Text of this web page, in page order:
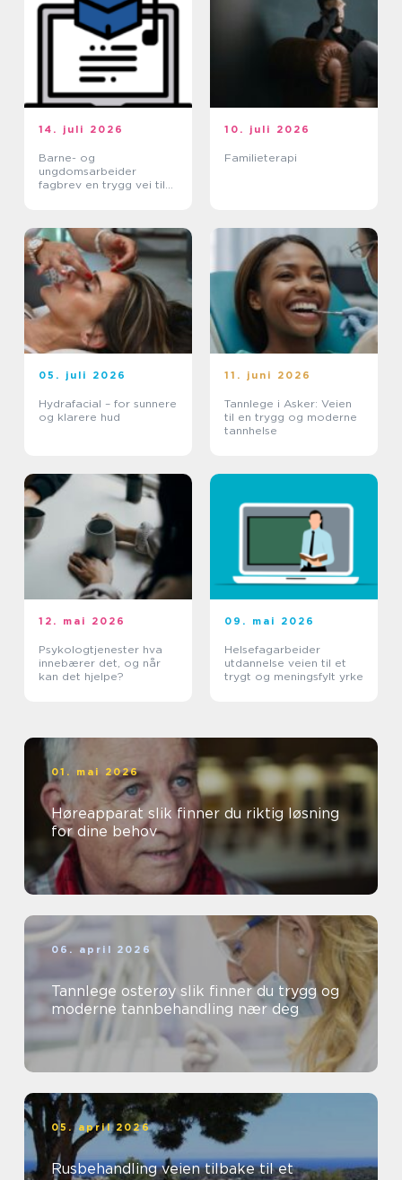
14. juli 2026
Barne- og
ungdomsarbeider
fagbrev en trygg vei til
10. juli 2026
Familieterapi
05. juli 2026
Hydrafacial – for sunnere
og klarere hud
11. juni 2026
Tannlege i Asker: Veien
til en trygg og moderne
tannhelse
12. mai 2026
Psykologtjenester hva
innebærer det, og når
kan det hjelpe?
09. mai 2026
Helsefagarbeider
utdannelse veien til et
trygt og meningsfylt yrke
01. mai 2026
Høreapparat slik finner du riktig løsning
for dine behov
06. april 2026
Tannlege osterøy slik finner du trygg og
moderne tannbehandling nær deg
05. april 2026
Rusbehandling veien tilbake til et